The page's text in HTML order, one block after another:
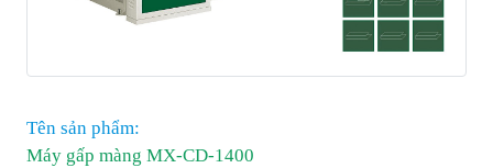
Tên sản phẩm:
Máy gấp màng MX-CD-1400